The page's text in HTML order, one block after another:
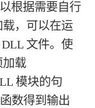
根据需要自行
，可以在运
文件。使
加载
模块的句
数得到输出